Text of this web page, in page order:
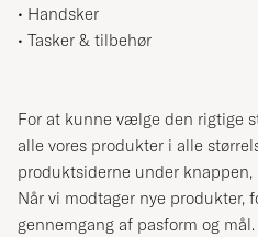
• Handsker
• Tasker & tilbehør
For at kunne vælge den rigtige
alle vores produkter i alle
produktsiderne under
Når vi modtager nye produkter,
gennemgang af pasform og